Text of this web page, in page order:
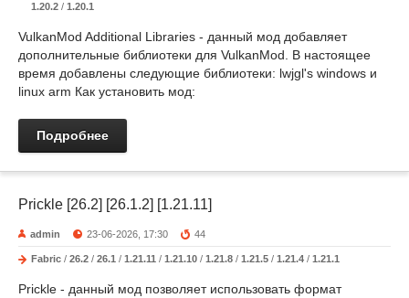
1.20.2 / 1.20.1
VulkanMod Additional Libraries - данный мод добавляет
дополнительные библиотеки для VulkanMod. В настоящее
время добавлены следующие библиотеки: lwjgl's windows и
linux arm Как установить мод:
Подробнее
Prickle [26.2] [26.1.2] [1.21.11]
admin 23-06-2026, 17:30 44
Fabric / 26.2 / 26.1 / 1.21.11 / 1.21.10 / 1.21.8 / 1.21.5 / 1.21.4 / 1.21.1
Prickle - данный мод позволяет использовать формат